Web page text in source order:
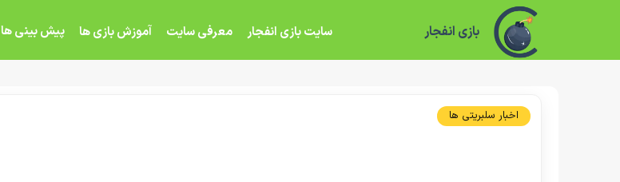
بازی انفجار سایت بازی انفجار معرفی سایت آموزش بازی ها پیش بینی ها
اخبار سلبریتی ها